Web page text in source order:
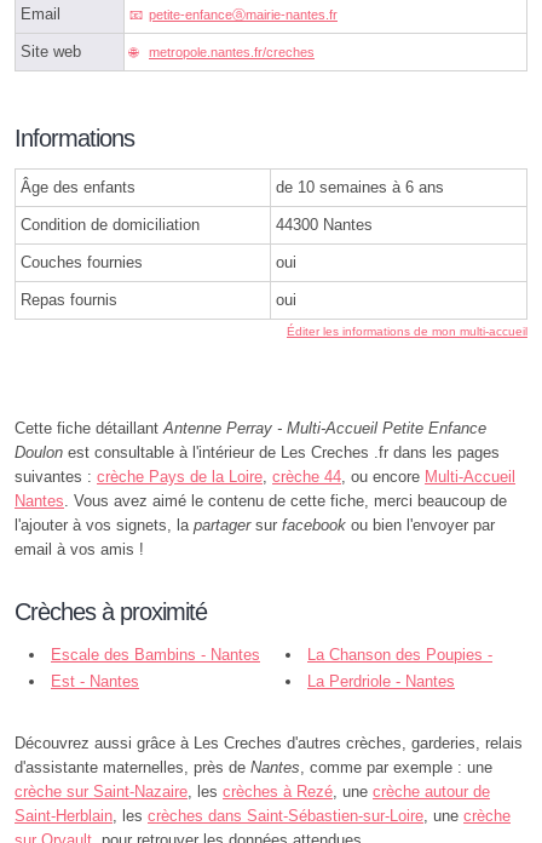
Email petite-enfanceⓐmairie-nantes.fr
Site web metropole.nantes.fr/creches
Informations
Âge des enfants de 10 semaines à 6 ans
Condition de domiciliation 44300 Nantes
Couches fournies oui
Repas fournis oui
Éditer les informations de mon multi-accueil
Cette fiche détaillant Antenne Perray - Multi-Accueil Petite Enfance
Doulon est consultable à l'intérieur de Les Creches .fr dans les pages
suivantes : crèche Pays de la Loire crèche 44 , ou encore Multi-Accueil
Nantes . Vous avez aimé le contenu de cette fiche, merci beaucoup de
l'ajouter à vos signets, la partagersur facebook ou bien l'envoyer par
email à vos amis !
Crèches à proximité
Escale des Bambins - Nantes
La Chanson des Poupies -
Nantes
Est - Nantes La Perdriole - Nantes
Découvrez aussi grâce à Les Creches d'autres crèches, garderies, relais
d'assistante maternelles, près de Nantes , comme par exemple : une
crèche sur Saint-Nazaire , les crèches à Rezé , une crèche autour de
Saint-Herblain , les crèches dans Saint-Sébastien-sur-Loire , une crèche